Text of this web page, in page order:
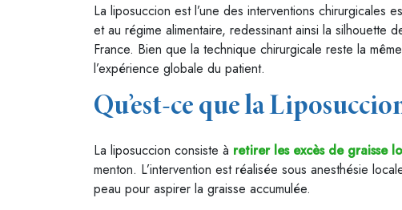
La liposuccion est l’une des interventions chirurgicales
et au régime alimentaire, redessinant ainsi la silhouette
France. Bien que la technique chirurgicale reste la
l’expérience globale du patient.
Qu’est-ce que la
La liposuccion consiste à retirer les excès de graisse
menton. L’intervention est réalisée sous anesthésie
peau pour aspirer la graisse accumulée.